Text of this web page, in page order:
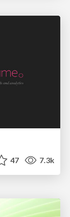
47 7.3k